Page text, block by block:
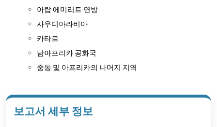
아랍 에미리트 연방
사우디아라비아
카타르
남아프리카 공화국
중동 및 아프리카의 나머지 지역
보고서 세부 정보